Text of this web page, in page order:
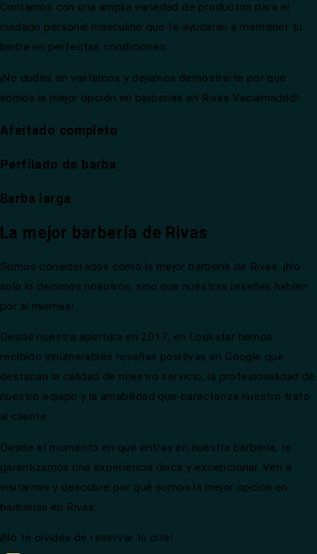
Contamos con una amplia variedad de productos para el
cuidado personal masculino que te ayudarán a mantener tu
barba en perfectas condiciones.
¡No dudes en visitarnos y dejarnos demostrarte por qué
somos la mejor opción en barberías en Rivas Vaciamadrid!
Afeitado completo
Perfilado de barba
Barba larga
La mejor barbería de Rivas
Somos considerados como la mejor barbería de Rivas. ¡No
solo lo decimos nosotros, sino que nuestras reseñas hablan
por sí mismas!
Desde nuestra apertura en 2017, en Lookstar hemos
recibido innumerables reseñas positivas en Google que
destacan la calidad de nuestro servicio, la profesionalidad de
nuestro equipo y la amabilidad que caracteriza nuestro trato
al cliente.
Desde el momento en que entras en nuestra barbería, te
garantizamos una experiencia única y excepcional. Ven a
visitarnos y descubre por qué somos la mejor opción en
barberías en Rivas.
¡No te olvides de reservar tu cita!